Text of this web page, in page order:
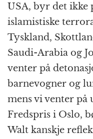
USA, byr det ikke
islamistiske
Tyskland,
Saudi-Arabia og
venter på
barnevogner og
mens vi venter på
Fredspris i Oslo,
Walt kanskje